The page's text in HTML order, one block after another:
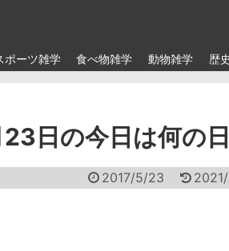
ポーツ雑学 食べ物雑学 動物雑学 歴
日の今日は何の
2017/5/23